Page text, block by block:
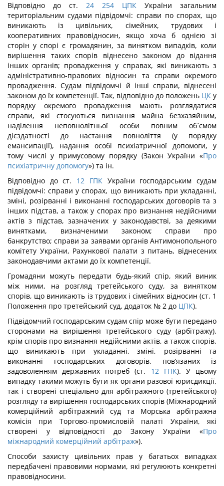
Відповідно до ст. 24 254 ЦПК України загальним
територіальним судами підвідомчі: справи по спорах, що
виникають із цивільних, сімейних, трудових і
кооперативних правовідносин, якщо хоча б однією зі
сторін у спорі є громадянин, за винятком випадків, коли
вирішення таких спорів віднесено законом до відання
інших органів; провадження у справах, які виникають з
адміністративно-правових відносин та справи окремого
провадження. Судам підвідомчі й інші справи, віднесені
законом до їх компетенції. Так, відповідно до положень ЦК у
порядку окремого провадження мають розглядатися
справи, які стосуються визнання майна безхазяйним,
наділення неповнолітньої особи повним об´ємом
дієздатності до настання повноліття (у порядку
емансипації), надання особі психіатричної допомоги, у
тому числі у примусовому порядку (Закон України «Про
психіатричну допомогу») та ін.
Відповідно до ст. 12 ГПКУкраїни господарським судам
підвідомчі: справи у спорах, що виникають при укладанні,
зміні, розірванні і виконанні господарських договорів та з
інших підстав, а також у спорах про визнання недійсними
актів з підстав, зазначених у законодавстві, за деякими
винятками, визначеними законом; справи про
банкрутство; справи за заявами органів Антимонопольного
комітету України, Рахункової палати з питань, віднесених
законодавчими актами до їх компетенції.
Громадяни можуть передати будь-який спір, який виник
між ними, на розгляд третейського суду, за винятком
спорів, що виникають із трудових і сімейних відносин (ст. 1
Положення про третейський суд, додаток № 2 до ЦПК).
Підвідомчий господарським судам спір може бути передано
сторонами на вирішення третейського суду (арбітражу),
крім спорів про визнання недійсними актів, а також спорів,
що виникають при укладанні, зміні, розірванні та
виконанні господарських договорів, пов’язаних із
задоволенням державних потреб (ст. 12 ГПК). У цьому
випадку такими можуть бути як органи разової юрисдикції,
так і створені спеціально для арбітражного (третейського)
розгляду та вирішення господарських спорів (Міжнародний
комерційний арбітражний суд та Морська арбітражна
комісія при Торгово-промисловій палаті України, які
створені у відповідності до Закону України «Про
міжнародний комерційний арбітраж»).
Способи захисту цивільних прав у багатьох випадках
передбачені правовими нормами, які регулюють конкретні
правовідносини.